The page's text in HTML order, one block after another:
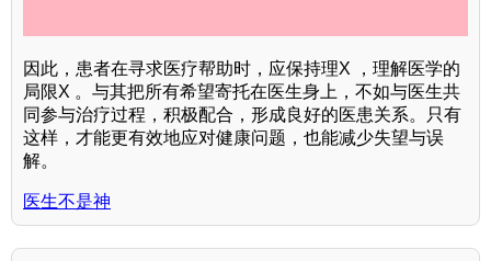
因此，患者在寻求医疗帮助时，应保持理X ，理解医学的
局限X 。与其把所有希望寄托在医生身上，不如与医生共
同参与治疗过程，积极配合，形成良好的医患关系。只有
这样，才能更有效地应对健康问题，也能减少失望与误
解。
医生不是神